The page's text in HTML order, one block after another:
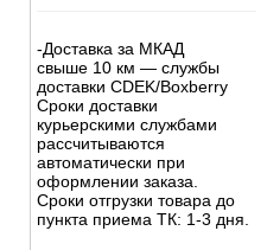
-Доставка за МКАД
свыше 10 км — службы
доставки CDEK/Boxberry
Сроки доставки
курьерскими службами
рассчитываются
автоматически при
оформлении заказа.
Сроки отгрузки товара до
пункта приема ТК: 1-3 дня.